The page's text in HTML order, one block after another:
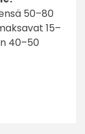
50–80
15–
40–50